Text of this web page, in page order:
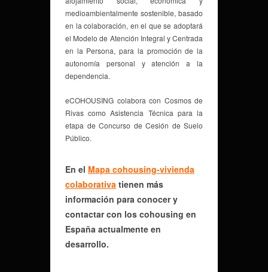
medioambientalmente sostenible, basado
en la colaboración, en el que se adoptará
el Modelo de Atención Integral y Centrada
en la Persona, para la promoción de la
autonomía personal y atención a la
dependencia.
eCOHOUSING colabora con Cosmos de
Rivas como Asistencia Técnica para la
etapa de Concurso de Cesión de Suelo
Público.
En el Mapa cohousing-vivienda
colaborativa tienen más
información para conocer y
contactar con los cohousing en
España actualmente en
desarrollo.